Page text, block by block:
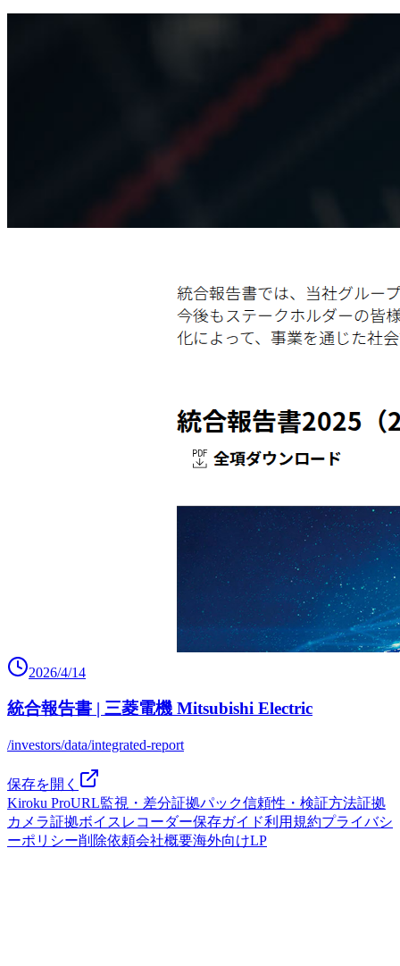
2026/4/14
統合報告書 | 三菱電機 Mitsubishi Electric
/investors/data/integrated-report
保存を開く
Kiroku ProURL監視・差分証拠パック信頼性・検証方法証拠
カメラ証拠ボイスレコーダー保存ガイド利用規約プライバシ
ーポリシー削除依頼会社概要海外向けLP